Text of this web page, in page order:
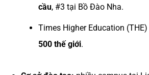
cầu, #3 tại Bồ Đào Nha.
Times Higher Education
500 thế giới.